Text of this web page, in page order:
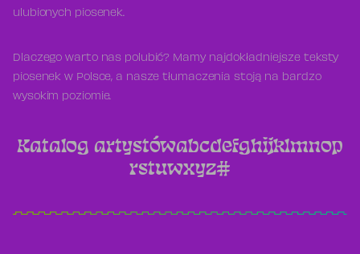
ulubionych piosenek.
Dlaczego warto nas polubić? Mamy najdokładniejsze teksty
piosenek w Polsce, a nasze tłumaczenia stoją na bardzo
wysokim poziomie.
Katalog artystówabcdefghijklmnop
rstuwxyz#